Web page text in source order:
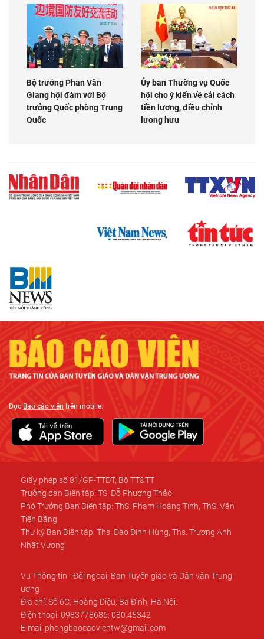
Bộ trưởng Phan Văn
Giang hội đàm với Bộ
trưởng Quốc phòng Trung
Quốc
Ủy ban Thường vụ Quốc
hội cho ý kiến về cải cách
tiền lương, điều chỉnh
lương hưu
ĐọcBáo cáo viên trên mobile:
Giấy phép số 81/GP-TTĐT, Bộ TT&TT
Trưởng ban Biên tập: TS. Đỗ Phương Thảo
Phó Trưởng Ban Biên tập: ThS. Phạm Hoàng Tinh, ThS. Văn
Tiến Bằng
Thư ký Ban Biên tập: Ths. Đào Đình Hùng, Ths. Trương Anh
Nhật Vương
Vụ Thông tin - Đối ngoại, Ban Tuyên giáo và Dân vận Trung
ương
Địa chỉ: Số 6C, Hoàng Diệu, Ba Đình, Hà Nội.
Điện thoại: 0983778686; 080.45342
E-mail:phongbaocaovientw@gmail.com